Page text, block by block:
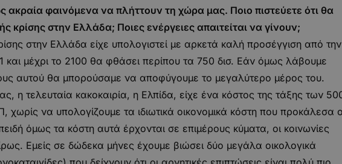
φαινόμενα να πλήττουν τη χώρα μας. Ποιο πιστεύετε ότι θα
κρίσης στην Ελλάδα; Ποιες ενέργειες απαιτείται να γίνουν;
στην Ελλάδα είχε υπολογιστεί με αρκετά καλή προσέγγιση από την
και μέχρι το 2100 θα φθάσει περίπου τα 750 δισ. Εάν όμως λάβουμε
αυτού θα μπορούσαμε να αποφύγουμε το μεγαλύτερο μέρος του.
η τελευταία κακοκαιρία, η Ελπίδα, είχε ένα κόστος της τάξης των
να υπολογίζουμε τα ιδιωτικά οικονομικά κόστη που προκάλεσα
όμως τα κόστη αυτά έρχονται σε επιμέρους κύματα, οι κοινωνίες
Εμείς σε δώδεκα μήνες έχουμε βιώσει δύο μεγάλα οικολογικά